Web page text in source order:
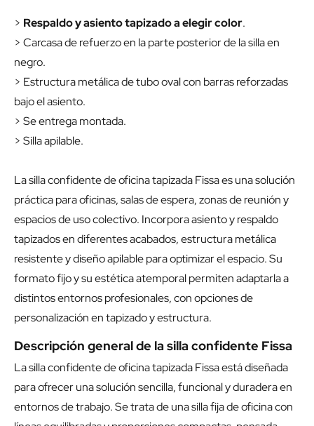
> Respaldo y asiento tapizado a elegir color.
> Carcasa de refuerzo en la parte posterior de la silla en
negro.
> Estructura metálica de tubo oval con barras reforzadas
bajo el asiento.
> Se entrega montada.
> Silla apilable.
La silla confidente de oficina tapizada Fissa es una solución
práctica para oficinas, salas de espera, zonas de reunión y
espacios de uso colectivo. Incorpora asiento y respaldo
tapizados en diferentes acabados, estructura metálica
resistente y diseño apilable para optimizar el espacio. Su
formato fijo y su estética atemporal permiten adaptarla a
distintos entornos profesionales, con opciones de
personalización en tapizado y estructura.
Descripción general de la silla confidente Fissa
La silla confidente de oficina tapizada Fissa está diseñada
para ofrecer una solución sencilla, funcional y duradera en
entornos de trabajo. Se trata de una silla fija de oficina con